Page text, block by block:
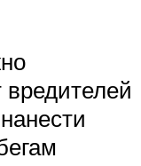
вредителей